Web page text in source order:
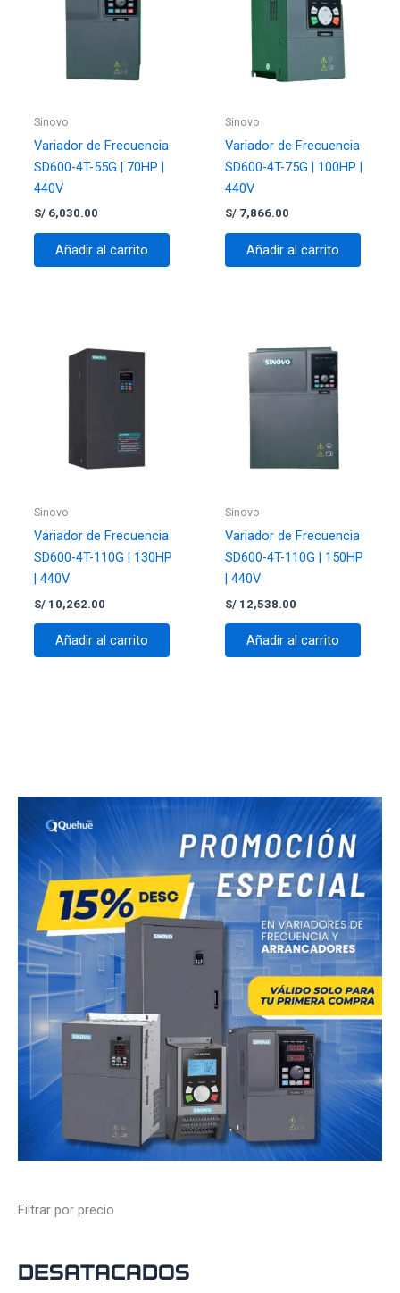
Filtrar por precio
Desatacados
Sinovo
Variador de Frecuencia
SD600-4T-55G | 70HP |
440V
S/6,030.00
Añadir al carrito
Sinovo
Variador de Frecuencia
SD600-4T-75G | 100HP |
440V
S/7,866.00
Añadir al carrito
Sinovo
Variador de Frecuencia
SD600-4T-110G | 130HP
| 440V
S/10,262.00
Añadir al carrito
Sinovo
Variador de Frecuencia
SD600-4T-110G | 150HP
| 440V
S/12,538.00
Añadir al carrito